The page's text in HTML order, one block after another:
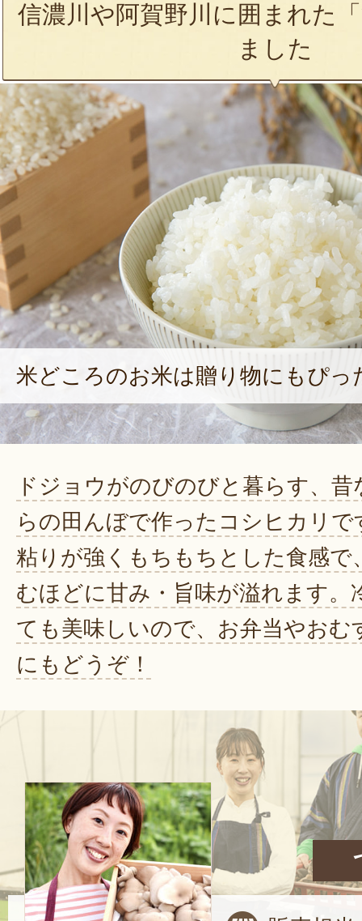
信濃川や阿賀野川に囲まれた
ました
米どころのお米は贈り物にもぴっ
ドジョウがのびのびと暮らす、昔
らの田んぼで作ったコシヒカリで
粘りが強くもちもちとした食感で
むほどに甘み・旨味が溢れます。
ても美味しいので、お弁当やおむ
にもどうぞ！